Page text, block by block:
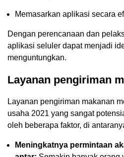
Memasarkan aplikasi secara
Dengan perencanaan dan
aplikasi seluler dapat menjadi
menguntungkan.
Layanan pengiriman
Layanan pengiriman makanan
usaha 2021 yang sangat
oleh beberapa faktor, di
Meningkatnya permintaan